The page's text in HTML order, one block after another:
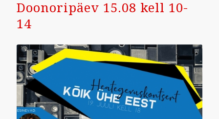
Doonoripäev 15.08 kell 10-
14